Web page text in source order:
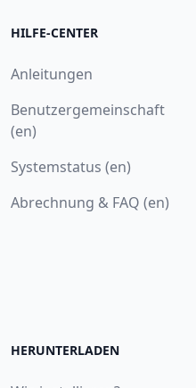
HILFE-CENTER
Anleitungen
Benutzergemeinschaft
(en)
Systemstatus (en)
Abrechnung & FAQ (en)
HERUNTERLADEN